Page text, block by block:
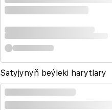
Satyjynyň beýleki harytlary